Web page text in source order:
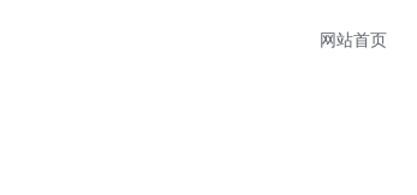
网站首页